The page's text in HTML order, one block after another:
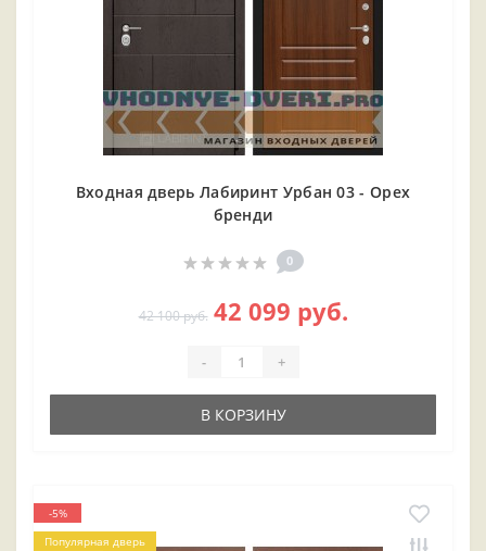
Входная дверь Лабиринт Урбан 03 - Орех
бренди
0
42 100 руб. 42 099 руб.
- +
В КОРЗИНУ
-5%
Популярная дверь